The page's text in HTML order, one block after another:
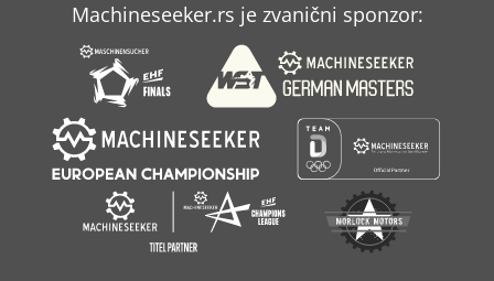
Machineseeker.rs je zvanični sponzor: